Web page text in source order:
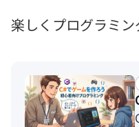
楽しくプログラミン